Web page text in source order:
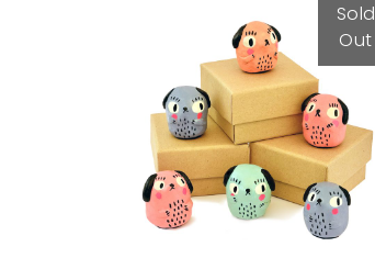
Sold
Out
Perriamuleto
25,00€